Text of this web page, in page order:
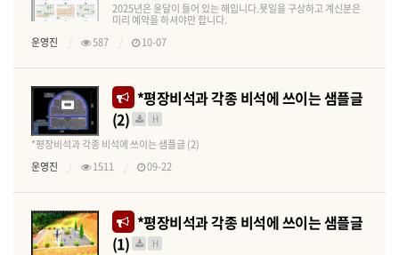
2025년은 윤달이 들어 있는 해입니다.묫일을 구상하고 계신분은
미리 예약을 하셔야만 합니다.
운영진
587 10-07
*평장비석과 각종 비석에 쓰이는 샘플글
(2)
H
*평장비석과 각종 비석에 쓰이는 샘플글 (2)
운영진
1511 09-22
*평장비석과 각종 비석에 쓰이는 샘플글
(1)
H